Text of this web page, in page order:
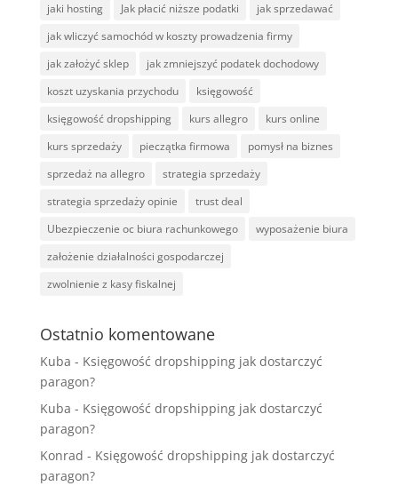
jaki hosting
Jak płacić niższe podatki
jak sprzedawać
jak wliczyć samochód w koszty prowadzenia firmy
jak założyć sklep
jak zmniejszyć podatek dochodowy
koszt uzyskania przychodu
księgowość
księgowość dropshipping
kurs allegro
kurs online
kurs sprzedaży
pieczątka firmowa
pomysł na biznes
sprzedaż na allegro
strategia sprzedaży
strategia sprzedaży opinie
trust deal
Ubezpieczenie oc biura rachunkowego
wyposażenie biura
założenie działalności gospodarczej
zwolnienie z kasy fiskalnej
Ostatnio komentowane
Kuba - Księgowość dropshipping jak dostarczyć
paragon?
Kuba - Księgowość dropshipping jak dostarczyć
paragon?
Konrad - Księgowość dropshipping jak dostarczyć
paragon?